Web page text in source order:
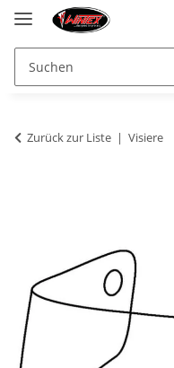
Zurück zur Liste Visiere